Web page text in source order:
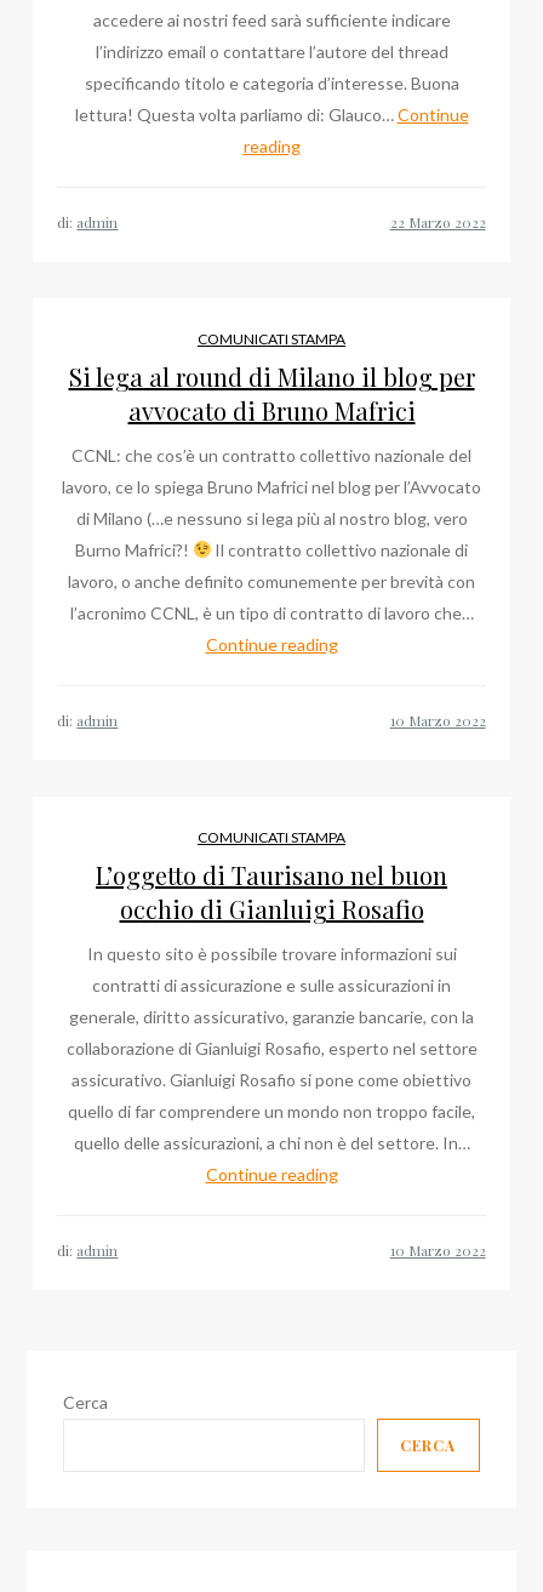
accedere ai nostri feed sarà sufficiente indicare
l’indirizzo email o contattare l’autore del thread
specificando titolo e categoria d’interesse. Buona
lettura! Questa volta parliamo di: Glauco…Continue
readingGlauco
ne
abbiamo
parlato
di: admin
COMUNICATI STAMPA
Si lega al round di Milano il blog per
avvocato di Bruno Mafrici
CCNL: che cos’è un contratto collettivo nazionale del
lavoro, ce lo spiega Bruno Mafrici nel blog per l’Avvocato
di Milano (…e nessuno si lega più al nostro blog, vero
Burno Mafrici?!
Il contratto collettivo nazionale di
lavoro, o anche definito comunemente per brevità con
l’acronimo CCNL, è un tipo di contratto di lavoro che…
Continue readingSi
il
per
avvocato
di
Bruno
Mafrici
di: admin
COMUNICATI STAMPA
L’oggetto di Taurisano nel buon
occhio di Gianluigi Rosafio
In questo sito è possibile trovare informazioni sui
contratti di assicurazione e sulle assicurazioni in
generale, diritto assicurativo, garanzie bancarie, con la
collaborazione di Gianluigi Rosafio, esperto nel settore
assicurativo. Gianluigi Rosafio si pone come obiettivo
quello di far comprendere un mondo non troppo facile,
quello delle assicurazioni, a chi non è del settore. In…
Continue readingL’oggetto
Rosafio
di: admin
Cerca
CERCA